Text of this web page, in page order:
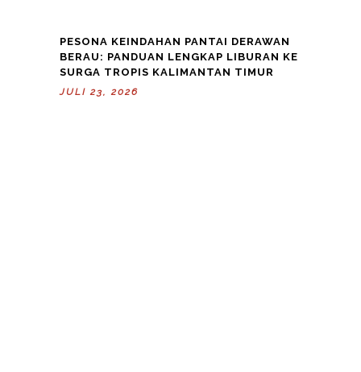
PESONA KEINDAHAN PANTAI DERAWAN
BERAU: PANDUAN LENGKAP LIBURAN KE
SURGA TROPIS KALIMANTAN TIMUR
JULI 23, 2026